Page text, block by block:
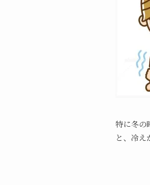
特に冬の
と、冷